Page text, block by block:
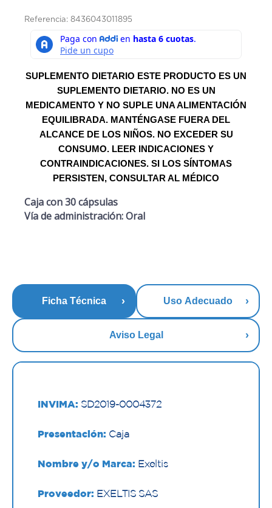
Referencia: 8436043011895
SUPLEMENTO DIETARIO ESTE PRODUCTO ES UN
SUPLEMENTO DIETARIO. NO ES UN
MEDICAMENTO Y NO SUPLE UNA ALIMENTACIÓN
EQUILIBRADA. MANTÉNGASE FUERA DEL
ALCANCE DE LOS NIÑOS. NO EXCEDER SU
CONSUMO. LEER INDICACIONES Y
CONTRAINDICACIONES. SI LOS SÍNTOMAS
PERSISTEN, CONSULTAR AL MÉDICO
Caja con 30 cápsulas
Vía de administración: Oral
Ficha Técnica Uso Adecuado
Aviso Legal
INVIMA: SD2019-0004372
Presentación: Caja
Nombre y/o Marca: Exeltis
Proveedor: EXELTIS SAS